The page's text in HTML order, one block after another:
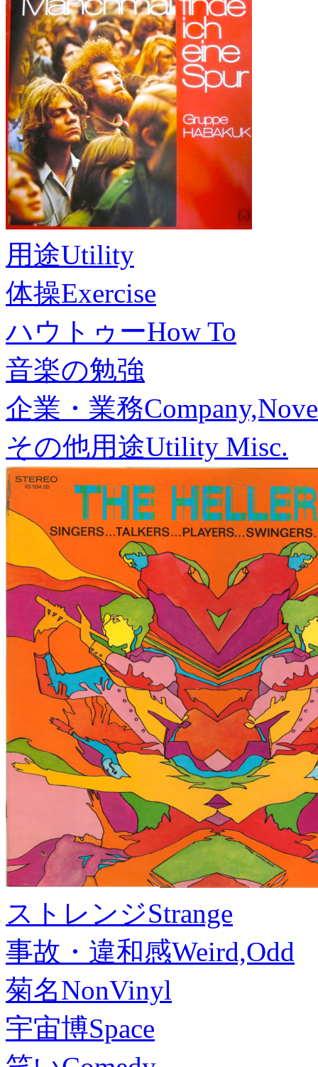
用途Utility
体操Exercise
ハウトゥーHow To
音楽の勉強
企業・業務
その他用途Utility Misc.
ストレンジStrange
事故・違和感Weird,Odd
菊名NonVinyl
宇宙博Space